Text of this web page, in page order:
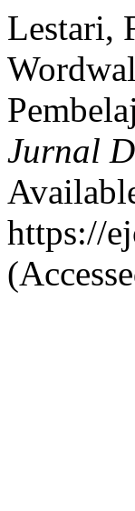
Lestari,
Jurnal
https://